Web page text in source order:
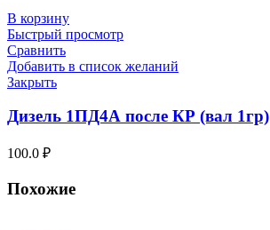
В корзину
Быстрый просмотр
Сравнить
Добавить в список желаний
Закрыть
Дизель 1ПД4А после КР (вал 1гр)
100.0 ₽
Похожие